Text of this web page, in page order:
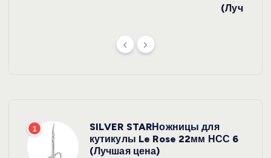
(Лучшая
1
SILVER STARНожницы для
кутикулы Le Rose 22мм НСС 6
(Лучшая цена)